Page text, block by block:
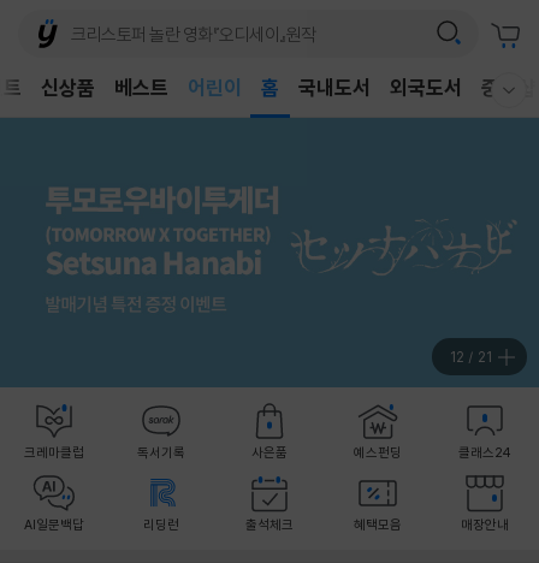
신상품 베스트
독후감
어린이
홈 국내도서 외국도서 중고샵
12 / 21
크레마클럽 독서기록 사은품 예스펀딩 클래스24
AI일문백답 리딩런 출석체크 혜택모음 매장안내